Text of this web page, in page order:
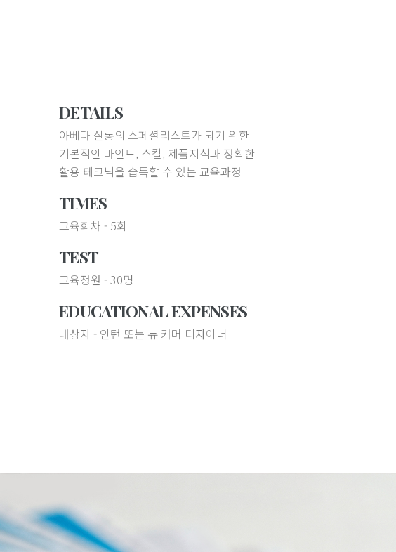
DETAILS
아베다 살롱의 스페셜리스트가 되기 위한
기본적인 마인드, 스킬, 제품지식과 정확한
활용 테크닉을 습득할 수 있는 교육과정
TIMES
교육회차 - 5회
TEST
교육정원 - 30명
EDUCATIONAL EXPENSES
대상자 - 인턴 또는 뉴 커머 디자이너